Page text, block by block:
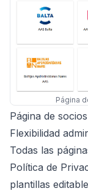
Página
Página de
Flexibilidad
Todas las
Política de
plantillas